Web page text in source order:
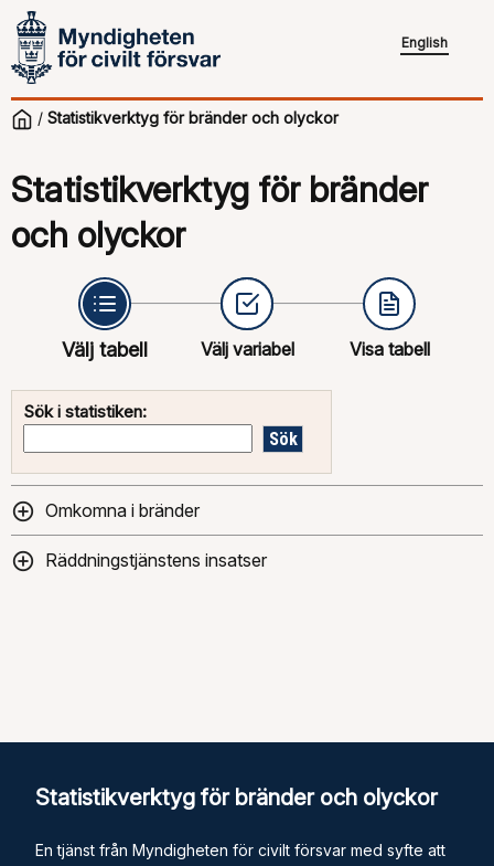
English
/ Statistikverktyg för bränder och olyckor
Statistikverktyg för bränder
och olyckor
Välj tabell Välj variabel Visa tabell
Sök i statistiken:
Omkomna i bränder
Räddningstjänstens insatser
Statistikverktyg för bränder och olyckor
En tjänst från Myndigheten för civilt försvar med syfte att